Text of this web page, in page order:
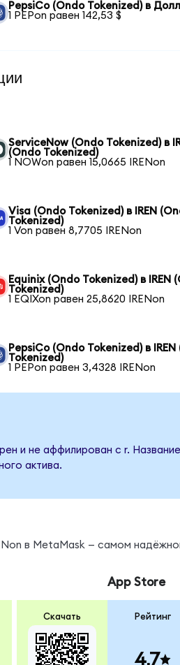
PepsiCo (Ondo Tokenized) в
1 PEPon равен 142,53 $
ServiceNow (Ondo Tokenized) в
(Ondo Tokenized)
1 NOWon равен 15,0665 IRENon
Visa (Ondo Tokenized) в IREN
Tokenized)
1 Von равен 8,7705 IRENon
Equinix (Ondo Tokenized) в IREN
Tokenized)
1 EQIXon равен 25,8620 IRENon
PepsiCo (Ondo Tokenized) в
Tokenized)
1 PEPon равен 3,4328 IRENon
и не аффилирован с r.
актива.
в MetaMask — самом
Скачать
App Store
Рейтинг
4.7